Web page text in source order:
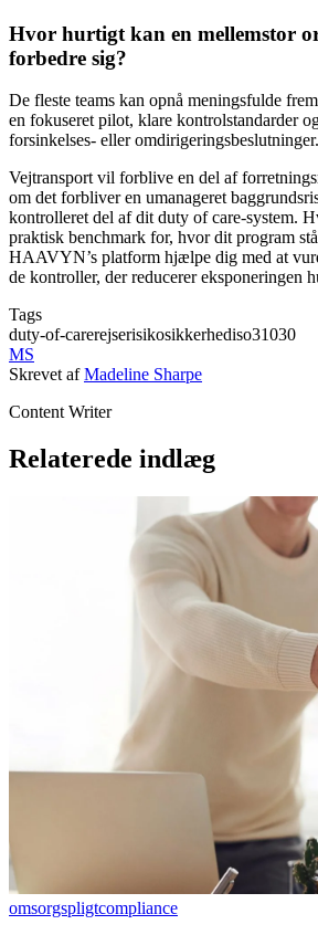
Hvor hurtigt kan en mellemstor
forbedre sig?
De fleste teams kan opnå meningsfulde
en fokuseret pilot, klare kontrolstandarder
forsinkelses- eller omdirigeringsbeslutninger.
Vejtransport vil forblive en del af
om det forbliver en umanageret
kontrolleret del af dit duty of care-system.
praktisk benchmark for, hvor dit program
HAAVYN’s platform hjælpe dig med at
de kontroller, der reducerer eksponeringen
Tags
duty-of-carerejserisikosikkerhediso31030
MS
Skrevet af Madeline Sharpe
Content Writer
Relaterede indlæg
omsorgspligtcompliance